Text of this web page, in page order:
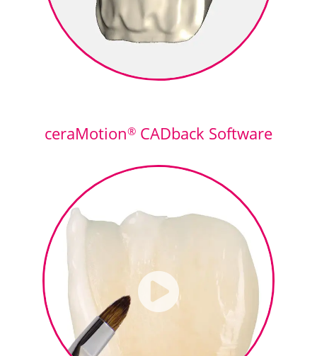
ceraMotion® CADback Software